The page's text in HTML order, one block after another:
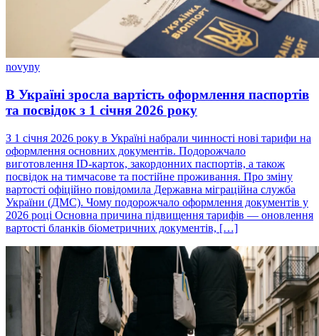
novyny
В Україні зросла вартість оформлення паспортів
та посвідок з 1 січня 2026 року
З 1 січня 2026 року в Україні набрали чинності нові тарифи на
оформлення основних документів. Подорожчало
виготовлення ID-карток, закордонних паспортів, а також
посвідок на тимчасове та постійне проживання. Про зміну
вартості офіційно повідомила Державна міграційна служба
України (ДМС). Чому подорожчало оформлення документів у
2026 році Основна причина підвищення тарифів — оновлення
вартості бланків біометричних документів, […]